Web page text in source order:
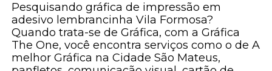
Pesquisando gráfica de impressão em
adesivo lembrancinha Vila Formosa?
Quando trata-se de Gráfica, com a Gráfica
The One, você encontra serviços como o de A
melhor Gráfica na Cidade São Mateus,